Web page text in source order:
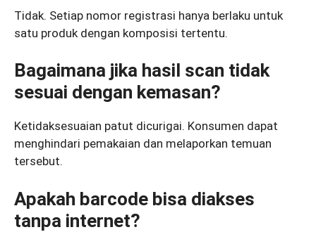
Tidak. Setiap nomor registrasi hanya berlaku untuk
satu produk dengan komposisi tertentu.
Bagaimana jika hasil scan tidak
sesuai dengan kemasan?
Ketidaksesuaian patut dicurigai. Konsumen dapat
menghindari pemakaian dan melaporkan temuan
tersebut.
Apakah barcode bisa diakses
tanpa internet?